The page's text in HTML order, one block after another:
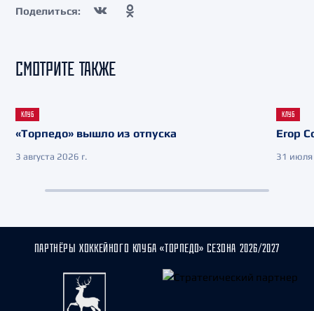
Поделиться:
СМОТРИТЕ ТАКЖЕ
КЛУБ
«Торпедо» вышло из отпуска
3 августа 2026 г.
КЛУБ
Егор
31 июля
ПАРТНЁРЫ ХОККЕЙНОГО КЛУБА «ТОРПЕДО» СЕЗОНА 2026/2027